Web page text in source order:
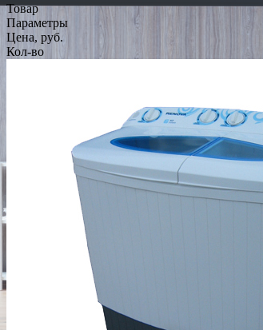
Товар
Параметры
Цена, руб.
Кол-во